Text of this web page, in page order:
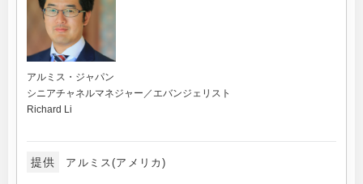
アルミス・ジャパン
シニアチャネルマネジャー／エバンジェリスト
Richard Li
提供 アルミス(アメリカ)